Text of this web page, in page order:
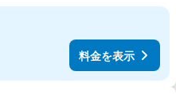
料金を表示